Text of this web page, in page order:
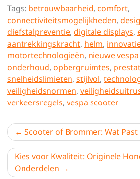
Tags: betrouwbaarheid, comfort,
connectiviteitsmogelijkheden,
diefstalpreventie, digitale displays,
aantrekkingskracht, helm,
motortechnologieën, nieuwe
onderhoud, opbergruimtes,
snelheidslimieten, stijlvol,
veiligheidsnormen,
verkeersregels, vespa scooter
Berichtnavigatie
Scooter of Brommer: Wat Past
Kies voor Kwaliteit: Originele
Onderdelen